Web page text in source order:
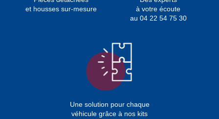
et housses sur-mesure
à votre écoute
au 04 22 54 75 30
Une solution pour chaque
véhicule grâce à nos kits